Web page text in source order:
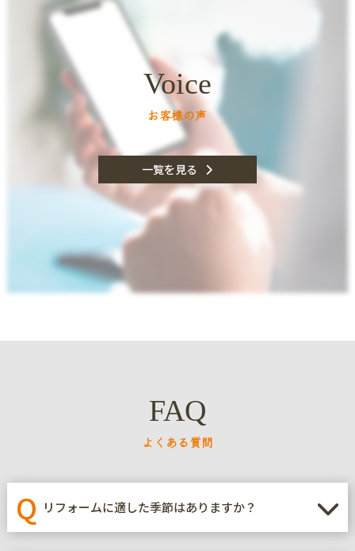
Voice
お客様の声
一覧を見る
FAQ
よくある質問
Q リフォームに適した季節はありますか？